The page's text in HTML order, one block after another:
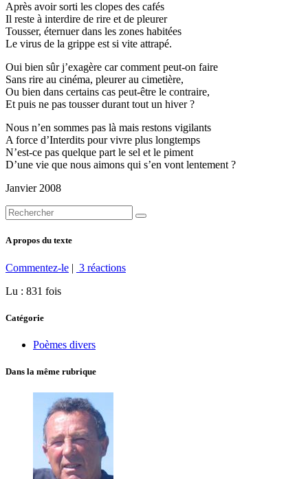
Après avoir sorti les clopes des cafés
Il reste à interdire de rire et de pleurer
Tousser, éternuer dans les zones habitées
Le virus de la grippe est si vite attrapé.
Oui bien sûr j’exagère car comment peut-on faire
Sans rire au cinéma, pleurer au cimetière,
Ou bien dans certains cas peut-être le contraire,
Et puis ne pas tousser durant tout un hiver ?
Nous n’en sommes pas là mais restons vigilants
A force d’Interdits pour vivre plus longtemps
N’est-ce pas quelque part le sel et le piment
D’une vie que nous aimons qui s’en vont lentement ?
Janvier 2008
A propos du texte
Commentez-le | 3 réactions
Lu : 831 fois
Catégorie
Poèmes divers
Dans la même rubrique